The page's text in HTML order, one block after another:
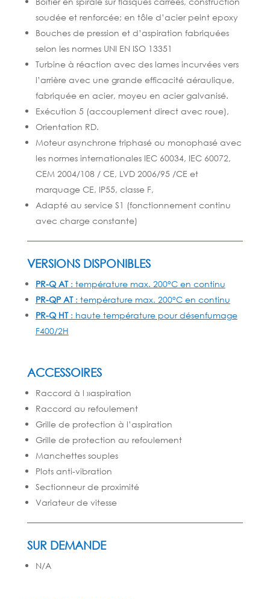
soudée et renforcée; en tôle d’acier peint epoxy
Bouches de pression et d’aspiration fabriquées
selon les normes UNI EN ISO 13351
Turbine à réaction avec des lames incurvées vers
l’arrière avec une grande efficacité aéraulique,
fabriquée en acier, moyeu en acier galvanisé.
Exécution 5 (accouplement direct avec roue),
Orientation RD.
Moteur asynchrone triphasé ou monophasé avec
les normes internationales IEC 60034, IEC 60072,
CEM 2004/108 / CE, LVD 2006/95 /CE et
marquage CE, IP55, classe F,
Adapté au service S1 (fonctionnement continu
avec charge constante)
VERSIONS DISPONIBLES
PR-Q AT: température max. 200°C en continu
PR-QP AT: température max. 200°C en continu
PR-Q HT: haute température pour désenfumage
F400/2H
ACCESSOIRES
Raccord à l »aspiration
Raccord au refoulement
Grille de protection à l’aspiration
Grille de protection au refoulement
Manchettes souples
Plots anti-vibration
Sectionneur de proximité
Variateur de vitesse
SUR DEMANDE
N/A